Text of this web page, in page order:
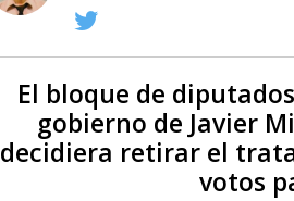
El bloque de
gobierno de Javier
decidiera retirar el
votos